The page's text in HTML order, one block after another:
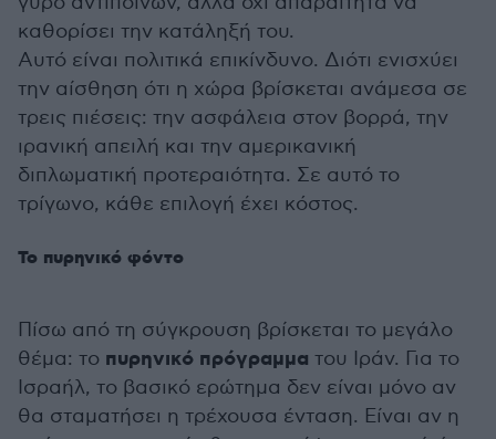
καθορίσει την κατάληξή του.
Αυτό είναι πολιτικά επικίνδυνο. Διότι ενισχύει
την αίσθηση ότι η χώρα βρίσκεται ανάμεσα σε
τρεις πιέσεις: την ασφάλεια στον βορρά, την
ιρανική απειλή και την αμερικανική
διπλωματική προτεραιότητα. Σε αυτό το
τρίγωνο, κάθε επιλογή έχει κόστος.
Το πυρηνικό φόντο
Πίσω από τη σύγκρουση βρίσκεται το μεγάλο
θέμα: το πυρηνικό πρόγραμμα του Ιράν. Για το
Ισραήλ, το βασικό ερώτημα δεν είναι μόνο αν
θα σταματήσει η τρέχουσα ένταση. Είναι αν η